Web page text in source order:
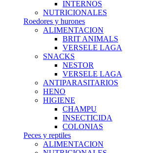
INTERNOS
NUTRICIONALES
Roedores y hurones
ALIMENTACION
BRIT ANIMALS
VERSELE LAGA
SNACKS
NESTOR
VERSELE LAGA
ANTIPARASITARIOS
HENO
HIGIENE
CHAMPU
INSECTICIDA
COLONIAS
Peces y reptiles
ALIMENTACION